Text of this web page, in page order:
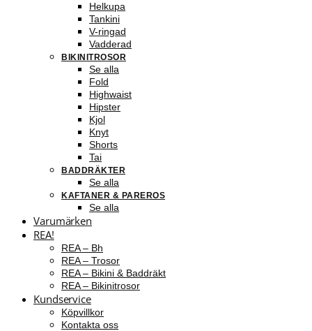
Helkupa
Tankini
V-ringad
Vadderad
BIKINITROSOR
Se alla
Fold
Highwaist
Hipster
Kjol
Knyt
Shorts
Tai
BADDRÄKTER
Se alla
KAFTANER & PAREROS
Se alla
Varumärken
REA!
REA – Bh
REA – Trosor
REA – Bikini & Baddräkt
REA – Bikinitrosor
Kundservice
Köpvillkor
Kontakta oss